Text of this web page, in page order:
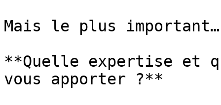
Mais le plus important…
**Quelle expertise et
vous apporter ?**